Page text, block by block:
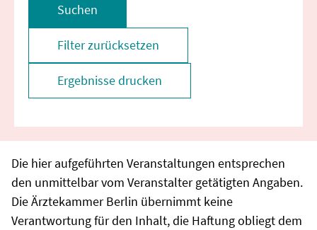
Suchen
Filter zurücksetzen
Ergebnisse drucken
Die hier aufgeführten Veranstaltungen entsprechen
den unmittelbar vom Veranstalter getätigten Angaben.
Die Ärztekammer Berlin übernimmt keine
Verantwortung für den Inhalt, die Haftung obliegt dem